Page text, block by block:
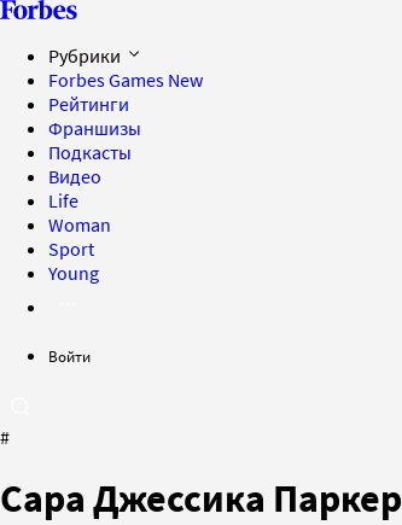
Рубрики
Forbes Games New
Рейтинги
Франшизы
Подкасты
Видео
Life
Woman
Sport
Young
Войти
#
Сара Джессика Паркер